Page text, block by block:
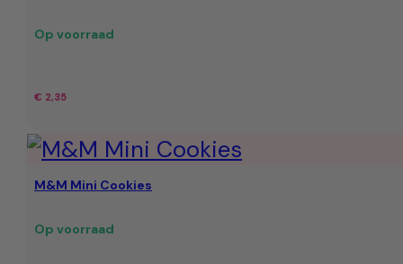
Op voorraad
€ 2,35
M&M Mini Cookies
Op voorraad